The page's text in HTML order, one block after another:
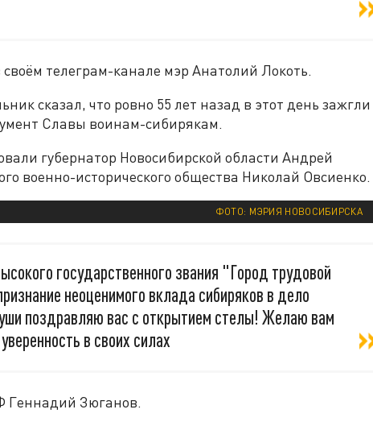
телеграм-канале мэр Анатолий Локоть.
сказал, что ровно 55 лет назад в этот день зажгли
Славы воинам-сибирякам.
губернатор Новосибирской области Андрей
военно-исторического общества Николай Овсиенко.
ФОТО: МЭРИЯ НОВОСИБИРСКА
государственного звания "Город трудовой
неоценимого вклада сибиряков в дело
поздравляю вас с открытием стелы! Желаю вам
в своих силах
Геннадий Зюганов.